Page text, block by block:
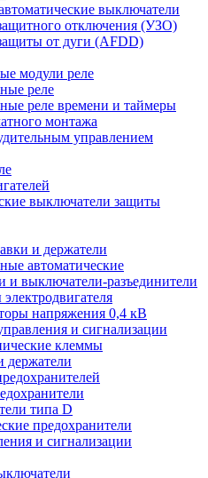
выключатели
отключения (УЗО)
от дуги (AFDD)
модули реле
реле
реле времени и таймеры
монтажа
управлением
выключатели защиты
и держатели
автоматические
и выключатели-разъединители
напряжения 0,4 кВ
и сигнализации
клеммы
держатели
типа D
предохранители
и сигнализации